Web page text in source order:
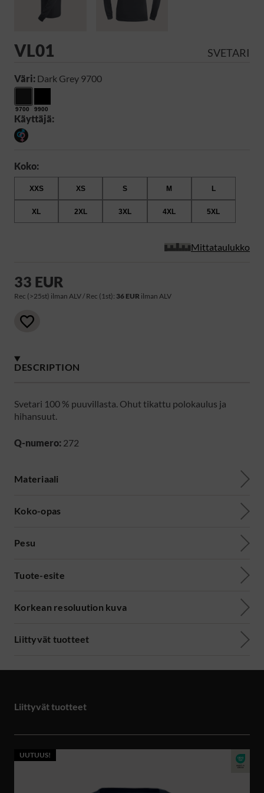
VL01 SVETARI
Väri: Dark Grey 9700
9700 9900
Käyttäjä:
Koko:
XXS XS S M L
XL 2XL 3XL 4XL 5XL
Mittataulukko
33 EUR
Rec (>25st) ilman ALV / Rec (1st): 36 EUR ilman ALV
DESCRIPTION
Svetari 100 % puuvillasta. Ohut tikattu polokaulus ja
hihansuut.
Q-numero: 272
Materiaali
Koko-opas
Pesu
Tuote-esite
Korkean resoluution kuva
Liittyvät tuotteet
Liittyvät tuotteet
UUTUUS!